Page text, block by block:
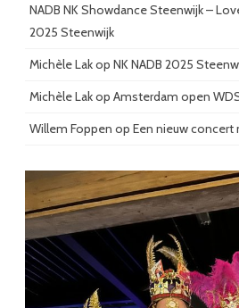
NADB NK Showdance Steenwijk –
2025 Steenwijk
Michèle Lakop NK NADB 2025
Michèle Lakop Amsterdam open
Willem Foppen op Een nieuw concert